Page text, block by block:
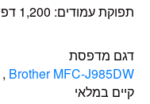
תפוקת עמודים: 1,200 דפים בכיסוי של 5%
דגם מדפסת
, Brother MFC-J985DW
קיים במלאי